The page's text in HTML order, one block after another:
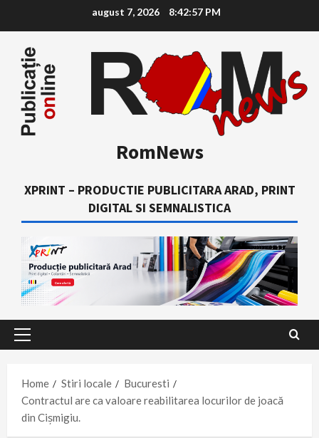
content
august 7, 2026 8:42:58 PM
RomNews
XPRINT – PRODUCTIE PUBLICITARA ARAD, PRINT
DIGITAL SI SEMNALISTICA
Primary
Home
Stiri locale
Bucuresti
Contractul are ca valoare reabilitarea locurilor de joacă
din Cişmigiu.